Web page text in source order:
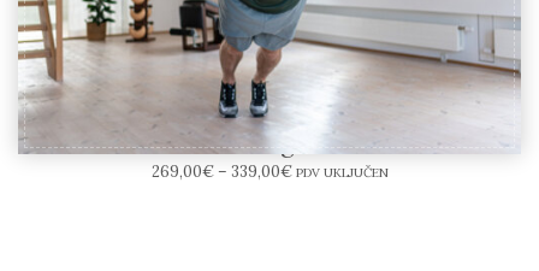
NOHrD Sling – Karike
269,00€– 339,00€ PDV UKLJUČEN